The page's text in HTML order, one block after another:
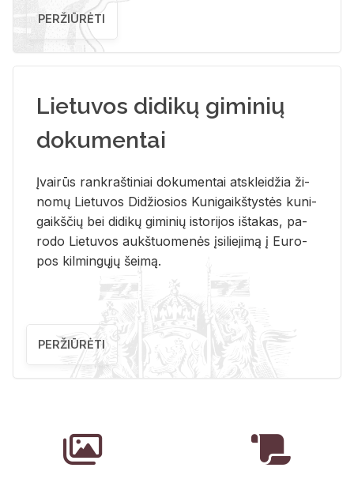
PERŽIŪRĖTI
Lietuvos didikų giminių
dokumentai
Įvai­rūs rank­raš­ti­niai do­ku­men­tai at­sklei­džia ži­
no­mų Lie­tu­vos Di­džio­sios Ku­ni­gaikš­tys­tės ku­ni­
gaikš­čių bei di­di­kų gi­mi­nių is­to­ri­jos iš­ta­kas, pa­
ro­do Lie­tu­vos aukš­tuo­me­nės įsi­lie­ji­mą į Eu­ro­
pos kil­min­gų­jų šei­mą.
PERŽIŪRĖTI